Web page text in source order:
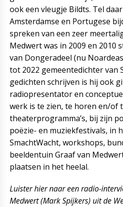
ook een vleugje Bildts. Tel
Amsterdamse en Portugese
spreken van een zeer
Medwert was in 2009 en 2010
van Dongeradeel (nu
tot 2022 gemeentedichter van
gedichten schrijven is hij ook
radiopresentator en
werk is te zien, te horen en/of
theaterprogramma’s, bij zijn
poëzie- en muziekfestivals, in
SmachtWacht, workshops,
beeldentuin Graaf van
plaatsen in het heelal.
Luister hier naar een radio-
Medwert (Mark Spijkers) uit de